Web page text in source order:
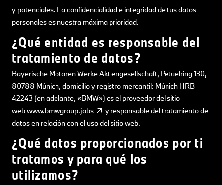
y potenciales. La confidencialidad e integridad de tus datos
personales es nuestra máxima prioridad.
¿Qué entidad es responsable del
tratamiento de datos?
Bayerische Motoren Werke Aktiengesellschaft, Petuelring 130,
80788 Múnich, domicilio y registro mercantil: Múnich HRB
42243 (en adelante, «BMW») es el proveedor del sitio
webwww.bmwgroup.jobs
y responsable del tratamiento de
datos en relación con el uso del sitio web.
¿Qué datos proporcionados por ti
tratamos y para qué los
utilizamos?